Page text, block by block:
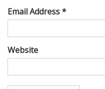
Email Address *
Website